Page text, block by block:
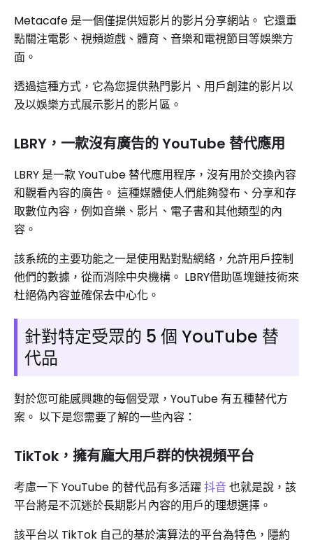
Metacafe 是一個僅提供短影片的影片分享網站。 它還重
點關注電影、視頻遊戲、體育、音樂和電視節目等娛樂方
面。
透過這種方式，它為您提供熱門影片、用戶創建的影片以
及以娛樂方式展示影片的影片區。
LBRY，一款沒有廣告的 YouTube 替代應用
LBRY 是一款 YouTube 替代應用程序，沒有用於交換內容
和觀看內容的廣告。 這種媒體使人們能夠發布、分享和存
取數位內容，例如音樂、影片、電子書和其他類型的內
容。
該系統的主要功能之一是使用點對點網絡，允許用戶控制
他們的數據，從而消除中央機構。 LBRY借助區塊鏈技術來
杜絕偽內容並確保去中心化。
針對特定受眾的 5 個 YouTube 替
代品
對於您可能感興趣的每個受眾，YouTube 有五種替代方
案。 以下是您需要了解的一些內容：
TikTok，擁有龐大用戶群的快視頻平台
考慮一下 YouTube 的替代品有多活躍抖音 也就是說，該
平台將是不沉迷於長期影片內容的用戶的理想選擇。
該平台以 TikTok 自己的基於演算法的平台為特色，隱約